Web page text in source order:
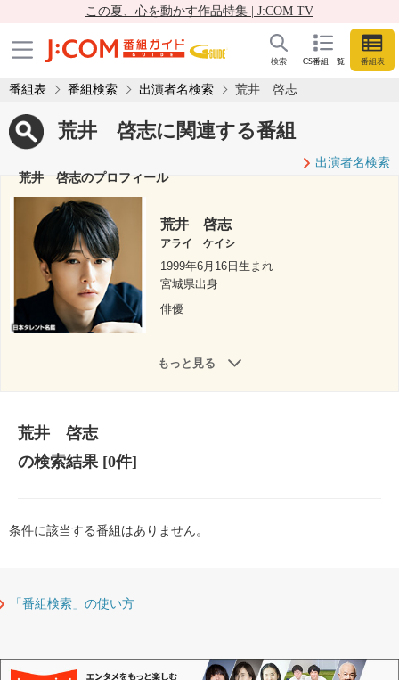
この夏、心を動かす作品特集 | J:COM TV
CS番組一覧 番組表
検索
番組表 番組検索 出演者名検索 荒井 啓志
荒井 啓志に関連する番組
出演者名検索
荒井 啓志のプロフィール
荒井 啓志
アライ ケイシ
1999年6月16日生まれ
宮城県出身
俳優
もっと見る
荒井 啓志
の検索結果[0件]
条件に該当する番組はありません。
「番組検索」の使い方